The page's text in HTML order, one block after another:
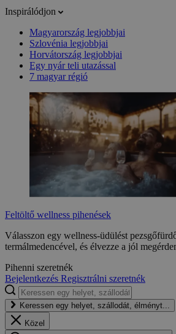
Inspirálódjon
Magyarország legjobbjai
Szlovénia legjobbjai
Horvátország legjobbjai
Egy nyár teli utazással
7 magyar régió
Feltöltő wellness pihenések
Válasszon egy wellness-üdülést
termálmedencével, és élvezze a jól
Pihenni szeretnék
Bejelentkezés Regisztrálni szeretnék
Keressen egy helyet, szállodát, élményt...
Közel